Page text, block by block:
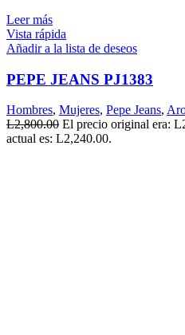
Leer más
Vista rápida
Añadir a la lista de deseos
PEPE JEANS PJ1383
Hombres, Mujeres, Pepe Jeans,
L2,800.00 El precio original era:
actual es: L2,240.00.